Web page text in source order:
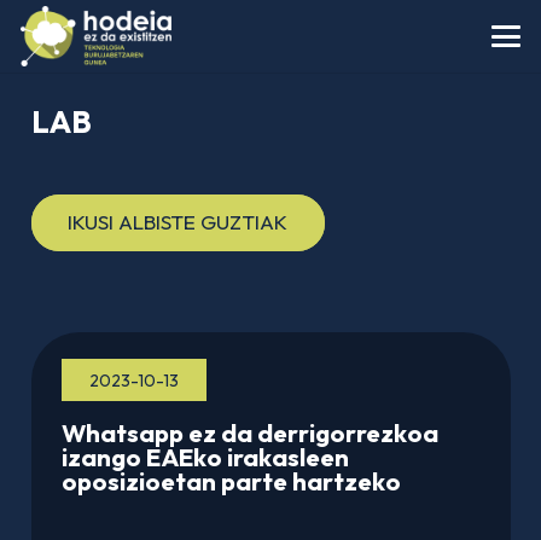
LAB
IKUSI ALBISTE GUZTIAK
2023-10-13
Whatsapp ez da derrigorrezkoa
izango EAEko irakasleen
oposizioetan parte hartzeko